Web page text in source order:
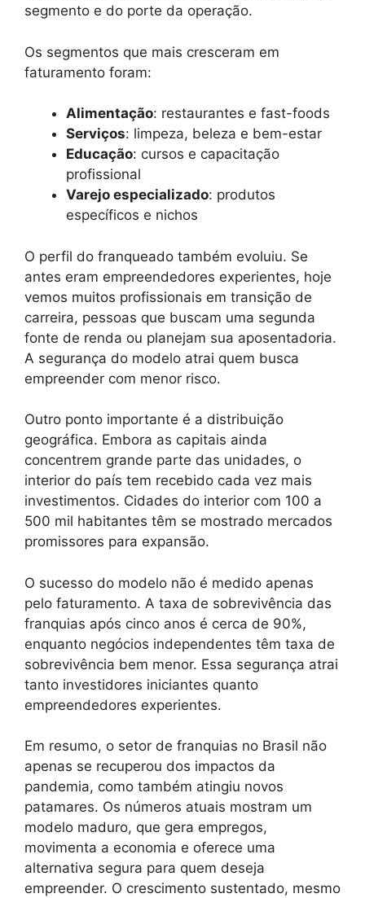
segmento e do porte da operação.
Os segmentos que mais cresceram em
faturamento foram:
Alimentação: restaurantes e fast-foods
Serviços: limpeza, beleza e bem-estar
Educação: cursos e capacitação
profissional
Varejo especializado: produtos
específicos e nichos
O perfil do franqueado também evoluiu. Se
antes eram empreendedores experientes, hoje
vemos muitos profissionais em transição de
carreira, pessoas que buscam uma segunda
fonte de renda ou planejam sua aposentadoria.
A segurança do modelo atrai quem busca
empreender com menor risco.
Outro ponto importante é a distribuição
geográfica. Embora as capitais ainda
concentrem grande parte das unidades, o
interior do país tem recebido cada vez mais
investimentos. Cidades do interior com 100 a
500 mil habitantes têm se mostrado mercados
promissores para expansão.
O sucesso do modelo não é medido apenas
pelo faturamento. A taxa de sobrevivência das
franquias após cinco anos é cerca de 90%,
enquanto negócios independentes têm taxa de
sobrevivência bem menor. Essa segurança atrai
tanto investidores iniciantes quanto
empreendedores experientes.
Em resumo, o setor de franquias no Brasil não
apenas se recuperou dos impactos da
pandemia, como também atingiu novos
patamares. Os números atuais mostram um
modelo maduro, que gera empregos,
movimenta a economia e oferece uma
alternativa segura para quem deseja
empreender. O crescimento sustentado, mesmo